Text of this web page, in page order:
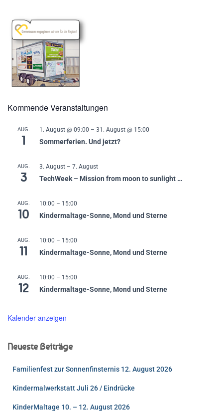
Kommende Veranstaltungen
AUG.
1
1. August @ 09:00 – 31. August @ 15:00
Sommerferien. Und jetzt?
AUG.
3
3. August – 7. August
TechWeek – Mission from moon to sunlight …
AUG.
10
10:00 – 15:00
Kindermaltage-Sonne, Mond und Sterne
AUG.
11
10:00 – 15:00
Kindermaltage-Sonne, Mond und Sterne
AUG.
12
10:00 – 15:00
Kindermaltage-Sonne, Mond und Sterne
Kalender anzeigen
Neueste Beiträge
Familienfest zur Sonnenfinsternis 12. August 2026
Kindermalwerkstatt Juli 26 / Eindrücke
KinderMaltage 10. – 12. August 2026